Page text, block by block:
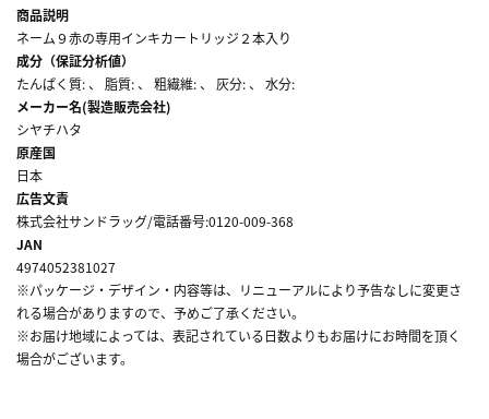
商品説明
ネーム９赤の専用インキカートリッジ２本入り
成分（保証分析値）
たんぱく質: 、 脂質: 、 粗繊維: 、 灰分: 、 水分:
メーカー名(製造販売会社)
シヤチハタ
原産国
日本
広告文責
株式会社サンドラッグ/電話番号:0120-009-368
JAN
4974052381027
※パッケージ・デザイン・内容等は、リニューアルにより予告なしに変更さ
れる場合がありますので、予めご了承ください。
※お届け地域によっては、表記されている日数よりもお届けにお時間を頂く
場合がございます。